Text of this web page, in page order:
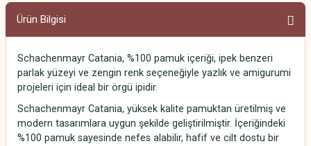
Ürün Bilgisi
Schachenmayr Catania, %100 pamuk içeriği, ipek benzeri
parlak yüzeyi ve zengin renk seçeneğiyle yazlık ve amigurumi
projeleri için ideal bir örgü ipidir.
Schachenmayr Catania, yüksek kalite pamuktan üretilmiş ve
modern tasarımlara uygun şekilde geliştirilmiştir. İçeriğindeki
%100 pamuk sayesinde nefes alabilir, hafif ve cilt dostu bir